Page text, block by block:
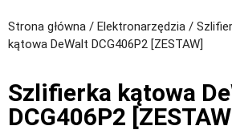
Strona główna / Elektronarzędzia /
kątowa DeWalt DCG406P2 [ZESTAW]
Szlifierka kątowa
DCG406P2